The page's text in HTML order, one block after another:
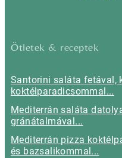
Ötletek & receptek
Santorini saláta fetával,
koktélparadicsommal...
Mediterrán saláta
gránátalmával...
Mediterrán pizza
és bazsalikommal...